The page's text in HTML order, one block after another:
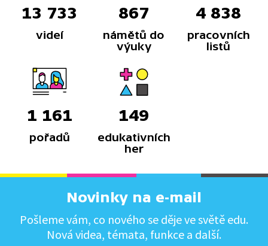
13 733
videí
867
námětů do
výuky
4 838
pracovních
listů
1 161
pořadů
149
edukativních
her
Novinky na e-mail
Pošleme vám, co nového se děje ve světě edu.
Nová videa, témata, funkce a další.